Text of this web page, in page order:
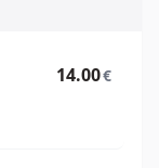
14.00€